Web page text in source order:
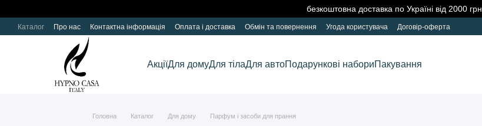
безкоштовна доставка по Україні від 2000 грн.
Каталог Про нас Контактна інформація Оплата і доставка Обмін та повернення Угода користувача Договір-оферта
АкціїДля домуДля тілаДля автоПодарункові набориПакування
Головна Каталог Для дому Парфум і засоби для прання